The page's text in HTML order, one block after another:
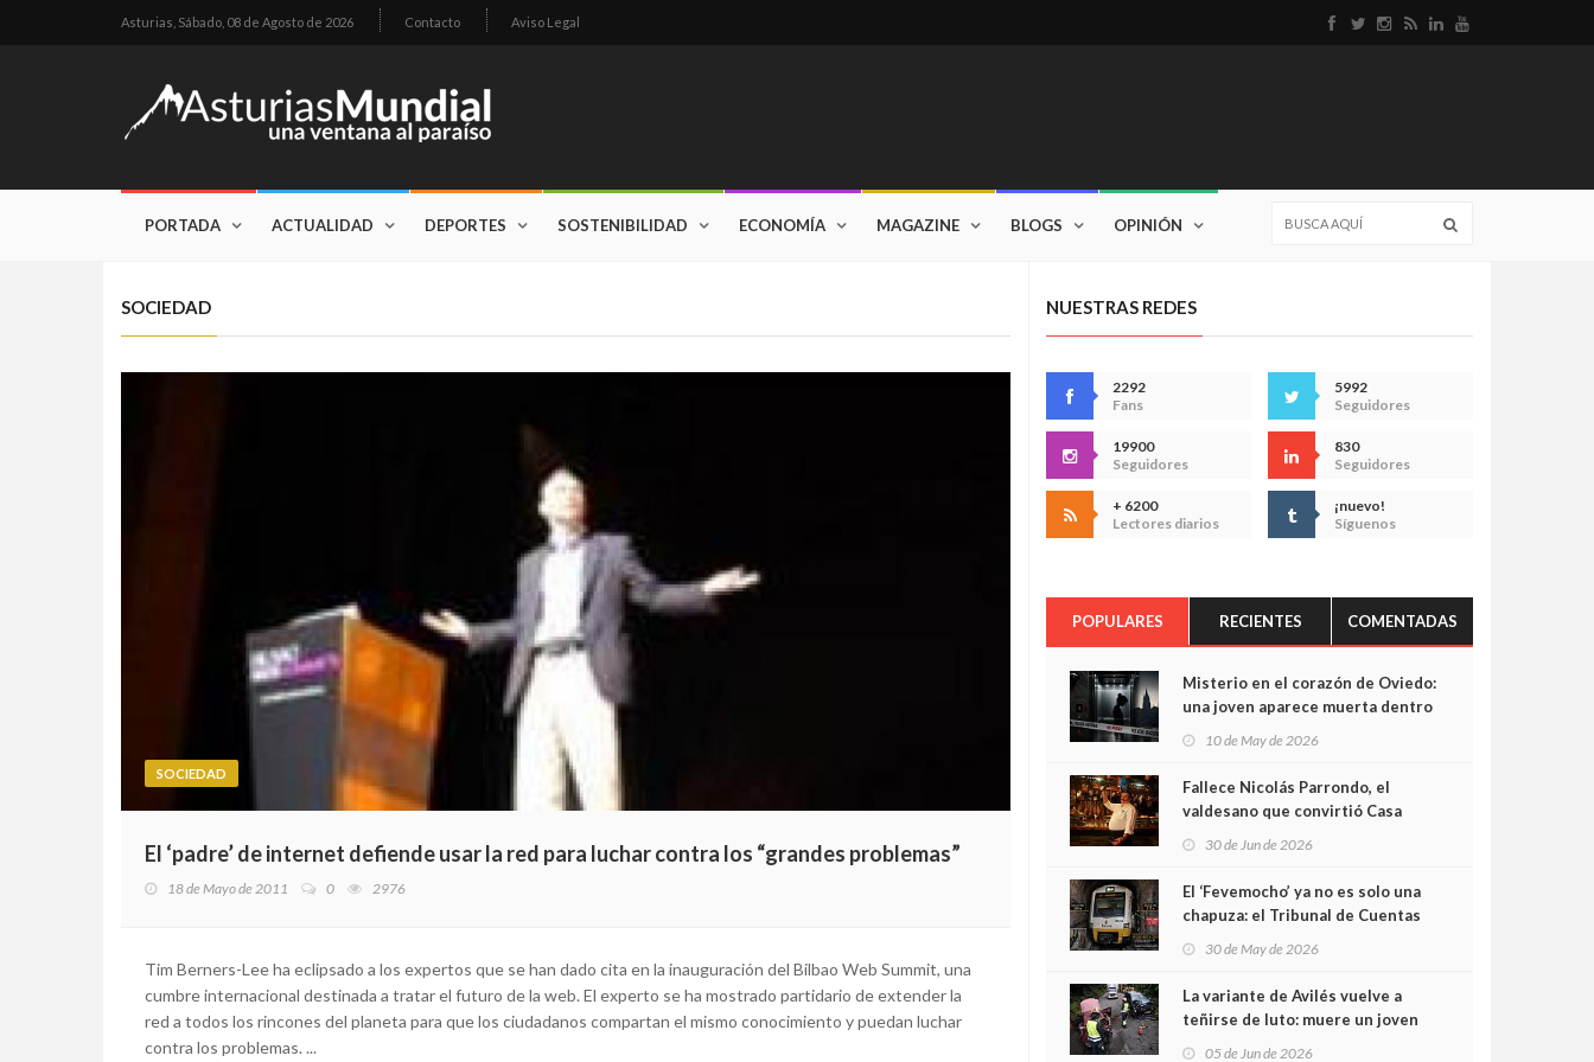
Asturias, Sábado, 08 de Agosto de 2026 Contacto Aviso Legal
PORTADA ACTUALIDAD DEPORTES SOSTENIBILIDAD ECONOMÍA MAGAZINE BLOGS OPINIÓN
SOCIEDAD
SOCIEDAD
El ‘padre’ de internet defiende usar la red para luchar contra los “grandes problemas”
18 de Mayo de 2011 0 2976
Tim Berners-Lee ha eclipsado a los expertos que se han dado cita en la inauguración del Bilbao Web Summit, una
cumbre internacional destinada a tratar el futuro de la web. El experto se ha mostrado partidario de extender la
red a todos los rincones del planeta para que los ciudadanos compartan el mismo conocimiento y puedan luchar
contra los problemas. ...
NUESTRAS REDES
2292
Fans
5992
Seguidores
19900
Seguidores
830
Seguidores
+ 6200
Lectores diarios
¡nuevo!
Síguenos
POPULARES RECIENTES COMENTADAS
Misterio en el corazón de Oviedo:
una joven aparece muerta dentro
cámaras captan sus últimos
minutos
10 de May de 2026
Fallece Nicolás Parrondo, el
valdesano que convirtió Casa
30 de Jun de 2026
El ‘Fevemocho’ ya no es solo una
chapuza: el Tribunal de Cuentas
sobrecoste de los trenes que no
cabían por los túneles
30 de May de 2026
La variante de Avilés vuelve a
teñirse de luto: muere un joven
05 de Jun de 2026